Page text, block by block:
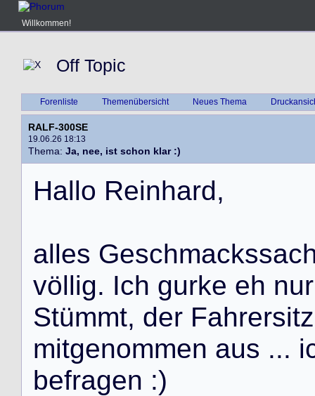
Willkommen!
Off Topic
Forenliste Themenübersicht Neues Thema
RALF-300SE
19.06.26 18:13
Thema: Ja, nee, ist schon klar :)
Hallo Reinhard,
alles Geschmackssac
völlig. Ich gurke eh nur
Stümmt, der Fahrersitz
mitgenommen aus ... i
befragen :)